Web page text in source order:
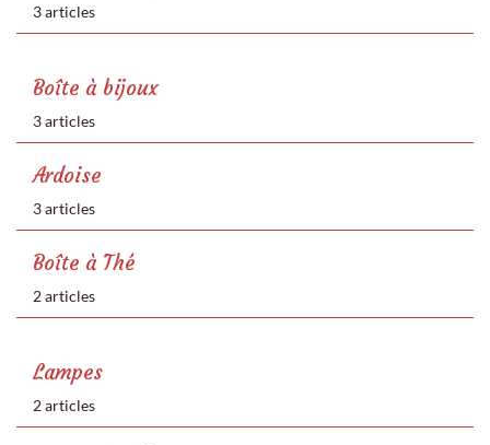
3 articles
Boîte à bijoux
3 articles
Ardoise
3 articles
Boîte à Thé
2 articles
Lampes
2 articles